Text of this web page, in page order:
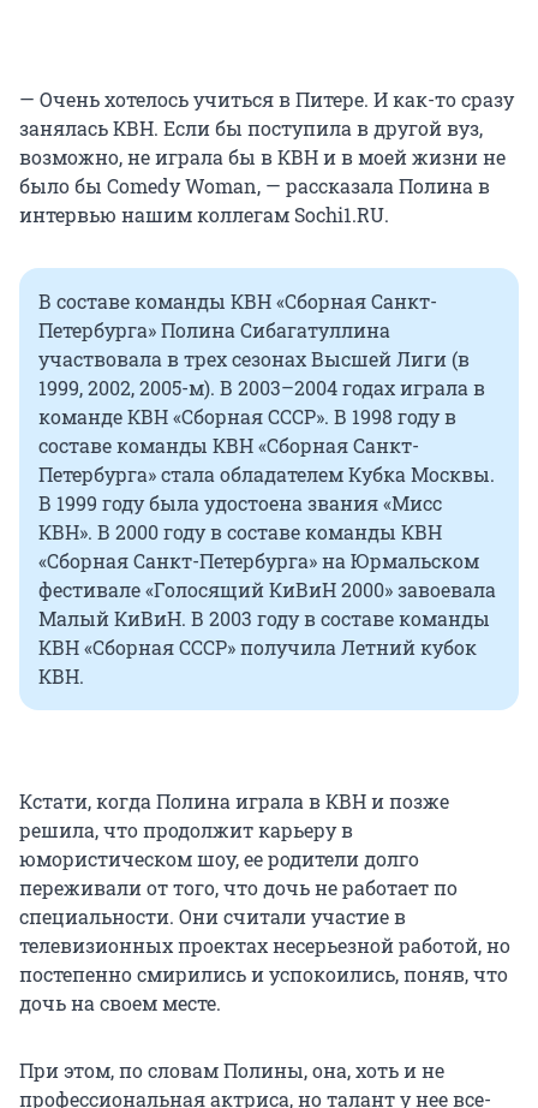
— Очень хотелось учиться в Питере. И как-то сразу
занялась КВН. Если бы поступила в другой вуз,
возможно, не играла бы в КВН и в моей жизни не
было бы Comedy Woman, — рассказала Полина в
интервью нашим коллегам Sochi1.RU.
В составе команды КВН «Сборная Санкт-
Петербурга» Полина Сибагатуллина
участвовала в трех сезонах Высшей Лиги (в
1999, 2002, 2005-м). В 2003–2004 годах играла в
команде КВН «Сборная СССР». В 1998 году в
составе команды КВН «Сборная Санкт-
Петербурга» стала обладателем Кубка Москвы.
В 1999 году была удостоена звания «Мисс
КВН». В 2000 году в составе команды КВН
«Сборная Санкт-Петербурга» на Юрмальском
фестивале «Голосящий КиВиН 2000» завоевала
Малый КиВиН. В 2003 году в составе команды
КВН «Сборная СССР» получила Летний кубок
КВН.
Кстати, когда Полина играла в КВН и позже
решила, что продолжит карьеру в
юмористическом шоу, ее родители долго
переживали от того, что дочь не работает по
специальности. Они считали участие в
телевизионных проектах несерьезной работой, но
постепенно смирились и успокоились, поняв, что
дочь на своем месте.
При этом, по словам Полины, она, хоть и не
профессиональная актриса, но талант у нее все-